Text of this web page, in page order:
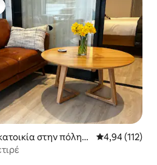
στην πόλη
Μέση
4,94 (112)